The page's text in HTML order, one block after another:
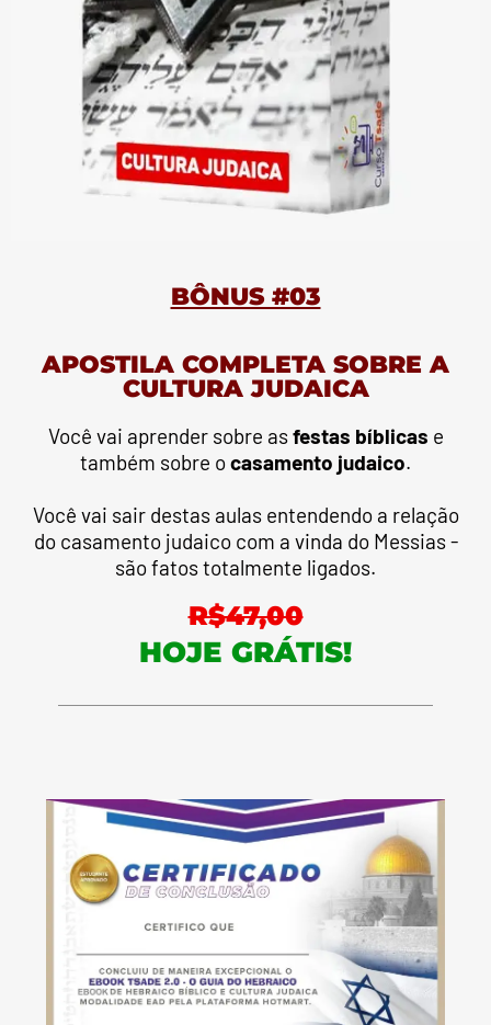
BÔNUS #03
APOSTILA COMPLETA SOBRE A
CULTURA JUDAICA
Você vai aprender sobre asfestas bíblicas e
também sobre ocasamento judaico.
Você vai sair destas aulas entendendo a relação
do casamento judaico com a vinda do Messias -
são fatos totalmente ligados.
R$47,00
HOJE GRÁTIS!